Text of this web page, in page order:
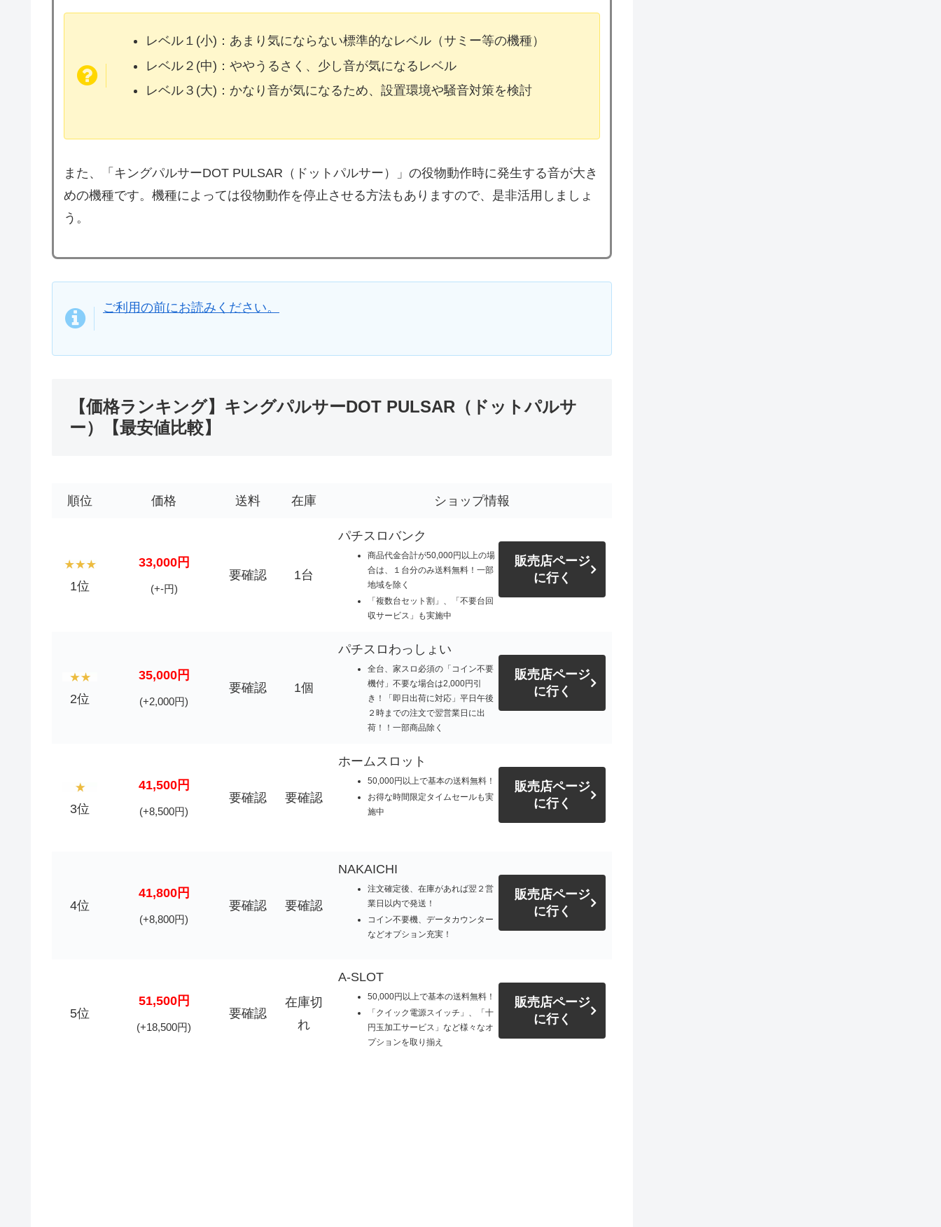
レベル１(小)：あまり気にならない標準的なレベル（サミー等の機種）
レベル２(中)：ややうるさく、少し音が気になるレベル
レベル３(大)：かなり音が気になるため、設置環境や騒音対策を検討
また、「キングパルサーDOT PULSAR（ドットパルサー）」の役物動作時に発生する音が大き
めの機種です。機種によっては役物動作を停止させる方法もありますので、是非活用しましょ
う。
ご利用の前にお読みください。
【価格ランキング】キングパルサーDOT PULSAR（ドットパルサ
ー）【最安値比較】
順位 価格 送料 在庫 ショップ情報
1位
33,000円
(+-円)
要確認 1台
パチスロバンク
商品代金合計が50,000円以上の場
合は、１台分のみ送料無料！一部
地域を除く
「複数台セット割」、「不要台回
収サービス」も実施中
販売店ページ
に行く
2位
35,000円
(+2,000円)
要確認 1個
パチスロわっしょい
全台、家スロ必須の「コイン不要
機付」不要な場合は2,000円引
き！「即日出荷に対応」平日午後
２時までの注文で翌営業日に出
荷！！一部商品除く
販売店ページ
に行く
3位
41,500円
(+8,500円)
要確認 要確認
ホームスロット
50,000円以上で基本の送料無料！
お得な時間限定タイムセールも実
施中
販売店ページ
に行く
4位
41,800円
(+8,800円)
要確認 要確認
NAKAICHI
注文確定後、在庫があれば翌２営
業日以内で発送！
コイン不要機、データカウンター
などオプション充実！
販売店ページ
に行く
5位
51,500円
(+18,500円)
要確認
在庫切
れ
A-SLOT
50,000円以上で基本の送料無料！
「クイック電源スイッチ」、「十
円玉加工サービス」など様々なオ
プションを取り揃え
販売店ページ
に行く